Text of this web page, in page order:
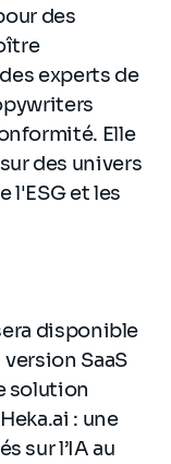
des
experts de
Elle
des univers
l'ESG et les
disponible
SaaS
solution
: une
sur l’IA au